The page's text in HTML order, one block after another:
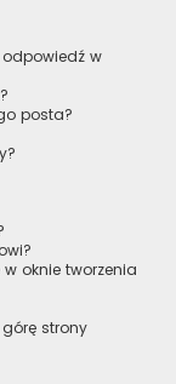
w
posta?
w oknie tworzenia
strony